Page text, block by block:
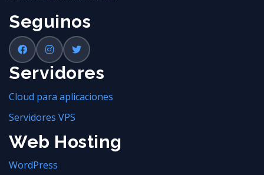
Seguinos
Servidores
Cloud para aplicaciones
Servidores VPS
Web Hosting
WordPress